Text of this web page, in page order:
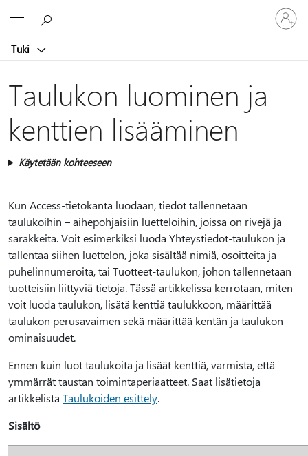
Tuki
Kirjaudu
sisään
tilille
Taulukon luominen ja
kenttien lisääminen
Käytetään kohteeseen
Kun Access-tietokanta luodaan, tiedot tallennetaan
taulukoihin – aihepohjaisiin luetteloihin, joissa on rivejä ja
sarakkeita. Voit esimerkiksi luoda Yhteystiedot-taulukon ja
tallentaa siihen luettelon, joka sisältää nimiä, osoitteita ja
puhelinnumeroita, tai Tuotteet-taulukon, johon tallennetaan
tuotteisiin liittyviä tietoja. Tässä artikkelissa kerrotaan, miten
voit luoda taulukon, lisätä kenttiä taulukkoon, määrittää
taulukon perusavaimen sekä määrittää kentän ja taulukon
ominaisuudet.
Ennen kuin luot taulukoita ja lisäät kenttiä, varmista, että
ymmärrät taustan toimintaperiaatteet. Saat lisätietoja
artikkelista Taulukoiden esittely.
Sisältö